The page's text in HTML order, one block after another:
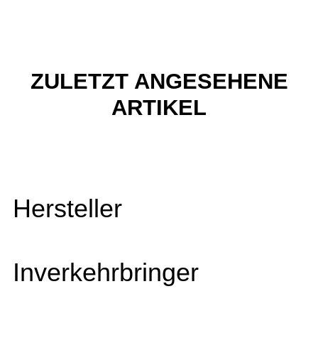
ZULETZT ANGESEHENE
ARTIKEL
Hersteller
Inverkehrbringer